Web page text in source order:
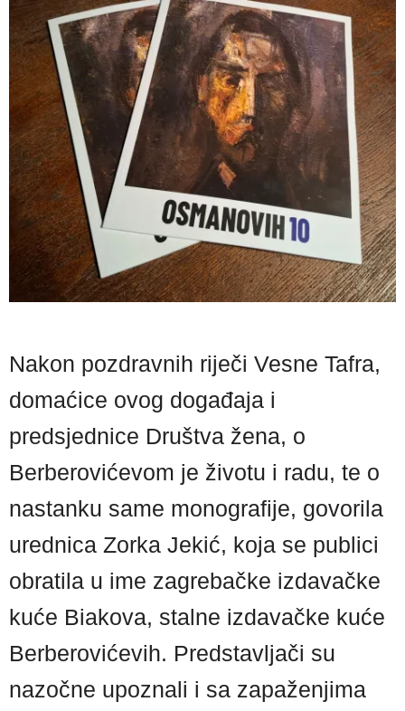
Nakon pozdravnih riječi Vesne Tafra,
domaćice ovog događaja i
predsjednice Društva žena, o
Berberovićevom je životu i radu, te o
nastanku same monografije, govorila
urednica Zorka Jekić, koja se publici
obratila u ime zagrebačke izdavačke
kuće Biakova, stalne izdavačke kuće
Berberovićevih. Predstavljači su
nazočne upoznali i sa zapaženjima